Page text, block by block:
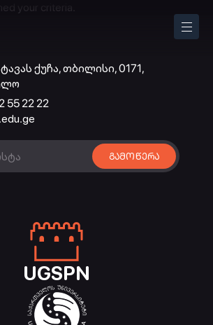
your criteria.
ქუჩა, თბილისი, 0171,
55 22 22
UGSPN